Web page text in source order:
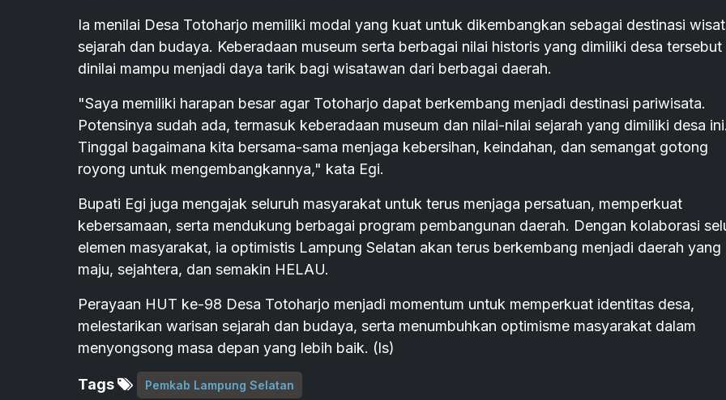
Ia menilai Desa Totoharjo memiliki modal yang kuat untuk dikembangkan sebagai destinasi
sejarah dan budaya. Keberadaan museum serta berbagai nilai historis yang dimiliki desa tersebut
dinilai mampu menjadi daya tarik bagi wisatawan dari berbagai daerah.
"Saya memiliki harapan besar agar Totoharjo dapat berkembang menjadi destinasi pariwisata.
Potensinya sudah ada, termasuk keberadaan museum dan nilai-nilai sejarah yang dimiliki desa ini.
Tinggal bagaimana kita bersama-sama menjaga kebersihan, keindahan, dan semangat gotong
royong untuk mengembangkannya," kata Egi.
Bupati Egi juga mengajak seluruh masyarakat untuk terus menjaga persatuan, memperkuat
kebersamaan, serta mendukung berbagai program pembangunan daerah. Dengan kolaborasi
elemen masyarakat, ia optimistis Lampung Selatan akan terus berkembang menjadi daerah yang
maju, sejahtera, dan semakin HELAU.
Perayaan HUT ke-98 Desa Totoharjo menjadi momentum untuk memperkuat identitas desa,
melestarikan warisan sejarah dan budaya, serta menumbuhkan optimisme masyarakat dalam
menyongsong masa depan yang lebih baik. (ls)
Tags Pemkab Lampung Selatan